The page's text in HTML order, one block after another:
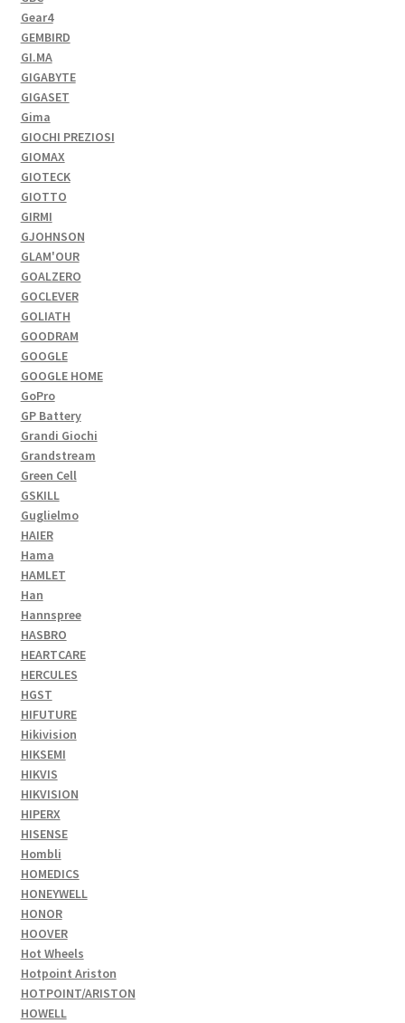
Gear4
GEMBIRD
GI.MA
GIGABYTE
GIGASET
Gima
GIOCHI PREZIOSI
GIOMAX
GIOTECK
GIOTTO
GIRMI
GJOHNSON
GLAM'OUR
GOALZERO
GOCLEVER
GOLIATH
GOODRAM
GOOGLE
GOOGLE HOME
GoPro
GP Battery
Grandi Giochi
Grandstream
Green Cell
GSKILL
Guglielmo
HAIER
Hama
HAMLET
Han
Hannspree
HASBRO
HEARTCARE
HERCULES
HGST
HIFUTURE
Hikivision
HIKSEMI
HIKVIS
HIKVISION
HIPERX
HISENSE
Hombli
HOMEDICS
HONEYWELL
HONOR
HOOVER
Hot Wheels
Hotpoint Ariston
HOTPOINT/ARISTON
HOWELL